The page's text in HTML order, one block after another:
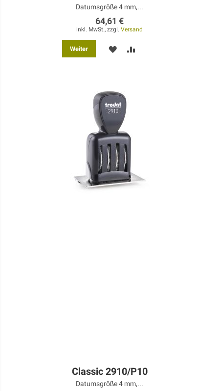
Datumsgröße 4 mm,...
64,61 €
inkl. MwSt., zzgl. Versand
Weiter MERKEN
Classic 2910/P10
Datumsgröße 4 mm,...